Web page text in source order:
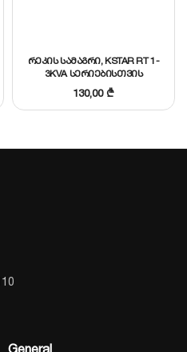
რეკის სამაგრი, KSTAR RT 1-
3KVA სერიებისთვის
130,00₾
General